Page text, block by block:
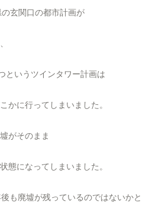
玄関口の都市計画が
というツインタワー計画は
かに行ってしまいました。
がそのまま
態になってしまいました。
も廃墟が残っているのではないかと